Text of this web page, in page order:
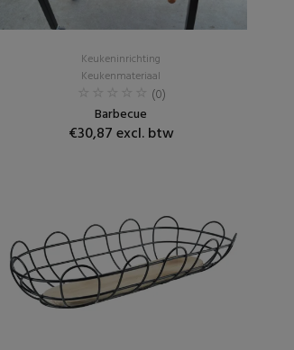
Keukeninrichting
Keukenmateriaal
(0)
Barbecue
€30,87 excl. btw